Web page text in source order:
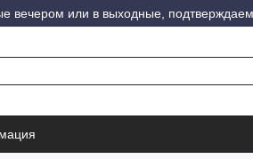
вечером или в выходные,